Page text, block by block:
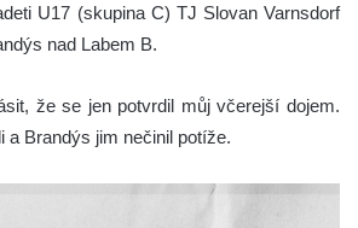
U17 (skupina C) TJ Slovan Varnsdorf
nad Labem B.
že se jen potvrdil můj včerejší dojem.
a Brandýs jim nečinil potíže.